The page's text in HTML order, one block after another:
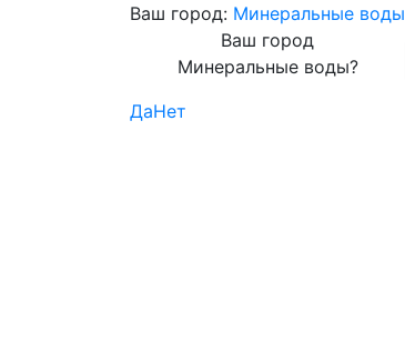
Ваш город: Минеральные воды
Ваш город
Минеральные воды?
ДаНет